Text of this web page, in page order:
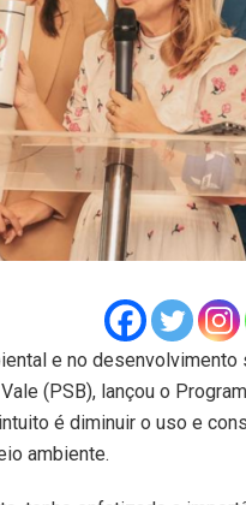
e no
(PSB), lançou o
é diminuir o uso e
ambiente.